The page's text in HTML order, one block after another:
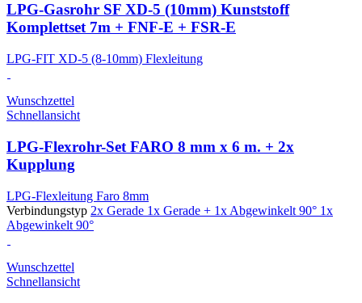
LPG-Gasrohr SF XD-5 (10mm) Kunststoff
Komplettset 7m + FNF-E + FSR-E
LPG-FIT XD-5 (8-10mm) Flexleitung
Wunschzettel
Schnellansicht
LPG-Flexrohr-Set FARO 8 mm x 6 m. + 2x
Kupplung
LPG-Flexleitung Faro 8mm
Verbindungstyp 2x Gerade 1x Gerade + 1x Abgewinkelt 90° 1x
Abgewinkelt 90°
Wunschzettel
Schnellansicht